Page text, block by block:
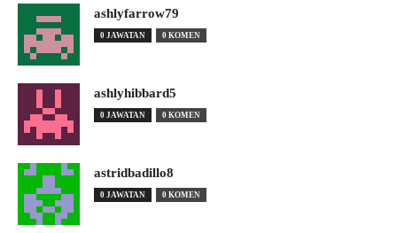
ashlyfarrow79
0 JAWATAN 0 KOMEN
ashlyhibbard5
0 JAWATAN 0 KOMEN
astridbadillo8
0 JAWATAN 0 KOMEN